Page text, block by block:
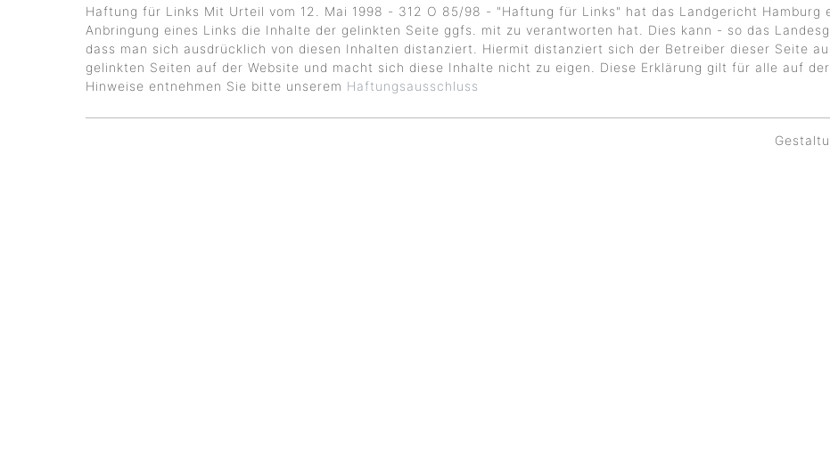
Haftung für Links Mit Urteil vom 12. Mai 1998 - 312 O 85/98 - "Haftung für Links" hat das Landgericht Hamburg
Anbringung eines Links die Inhalte der gelinkten Seite ggfs. mit zu verantworten hat. Dies kann - so das
dass man sich ausdrücklich von diesen Inhalten distanziert. Hiermit distanziert sich der Betreiber dieser Seite
gelinkten Seiten auf der Website und macht sich diese Inhalte nicht zu eigen. Diese Erklärung gilt für alle auf
Hinweise entnehmen Sie bitte unserem Haftungsausschluss